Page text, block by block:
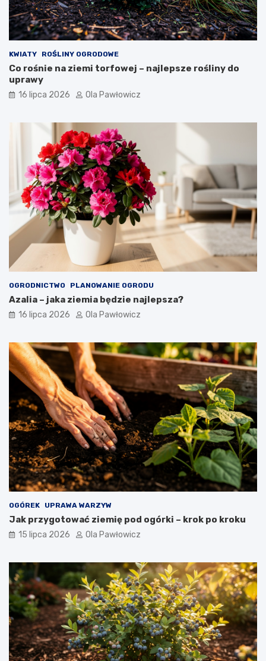
KWIATY ROŚLINY OGRODOWE
Co rośnie na ziemi torfowej – najlepsze rośliny do
uprawy
16 lipca 2026 Ola Pawłowicz
OGRODNICTWO PLANOWANIE OGRODU
Azalia – jaka ziemia będzie najlepsza?
16 lipca 2026 Ola Pawłowicz
OGÓREK UPRAWA WARZYW
Jak przygotować ziemię pod ogórki – krok po kroku
15 lipca 2026 Ola Pawłowicz